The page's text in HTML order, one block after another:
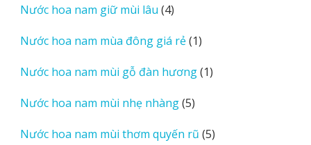
Nước hoa nam giữ mùi lâu 44
phẩm
Nước hoa nam mùa đông giá rẻ 11
phẩm
Nước hoa nam mùi gỗ đàn hương 11
Nước hoa nam mùi nhẹ nhàng 55
phẩm
Nước hoa nam mùi thơm quyến rũ 55